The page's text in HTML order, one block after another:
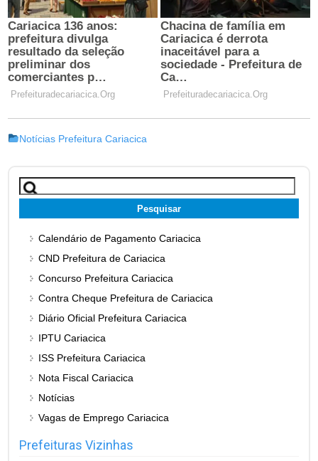
Notícias Prefeitura Cariacica
Pesquisar
por:
Calendário de Pagamento Cariacica
CND Prefeitura de Cariacica
Concurso Prefeitura Cariacica
Contra Cheque Prefeitura de Cariacica
Diário Oficial Prefeitura Cariacica
IPTU Cariacica
ISS Prefeitura Cariacica
Nota Fiscal Cariacica
Notícias
Vagas de Emprego Cariacica
Prefeituras Vizinhas